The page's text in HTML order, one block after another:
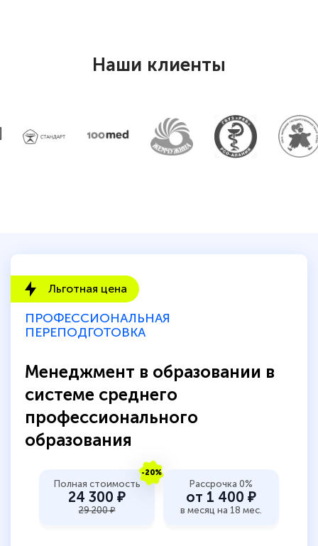
Наши клиенты
Льготная цена
ПРОФЕССИОНАЛЬНАЯ
ПЕРЕПОДГОТОВКА
Менеджмент в образовании в
системе среднего
профессионального
образования
-20%
Полная стоимость
24 300 ₽
29 200 ₽
Рассрочка 0%
от 1 400 ₽
в месяц на 18 мес.